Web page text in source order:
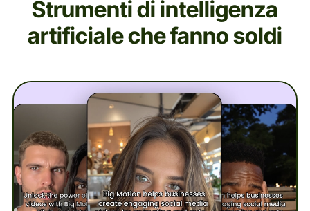
Strumenti di intelligenza
artificiale che fanno soldi